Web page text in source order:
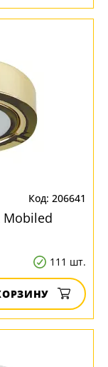
206641
Mobiled
111 шт.